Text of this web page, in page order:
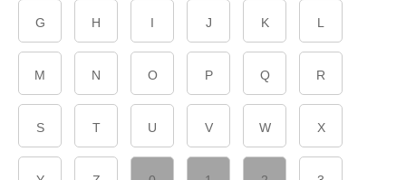
G H I J K L
M N O P Q R
S T U V W X